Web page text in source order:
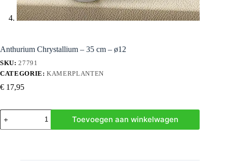
Anthurium Chrystallium – 35 cm – ø12
SKU:27791
CATEGORIE:KAMERPLANTEN
€ 17,95
Anthurium
Chrystallium
-
Toevoegen aan winkelwagen